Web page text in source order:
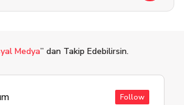
Medya” dan Takip Edebilirsin.
Follow